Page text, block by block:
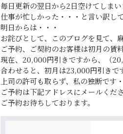
毎日更新の翌日から2日空けてしまい
仕事が忙しかった・・・と言い訳して
明日からは・・・
お詫びとして、このブログを見て、
ご予約、ご契約のお客様は初月の賃
現在、20,000円引きですから、（
合わせると、初月は23,000円引きです
上司の許可も取らず、私の独断です
ご予約は下記アドレスにメールくだ
ご予約お待ちしております。